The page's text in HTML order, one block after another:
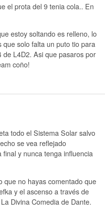
el prota del 9 tenia cola.. En
estoy soltando es relleno, lo
solo falta un puto tio para
L4D2. Asi que pasaros por
coño!
todo el Sistema Solar salvo
se vea reflejado
y nunca tenga influencia
que no hayas comentado que
y el ascenso a través de
Divina Comedia de Dante.